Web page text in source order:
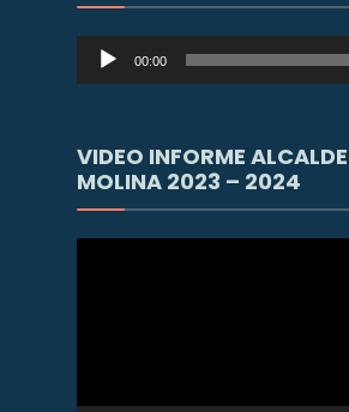
Reproductor
de
00:00
VIDEO INFORME
MOLINA 2023 – 2024